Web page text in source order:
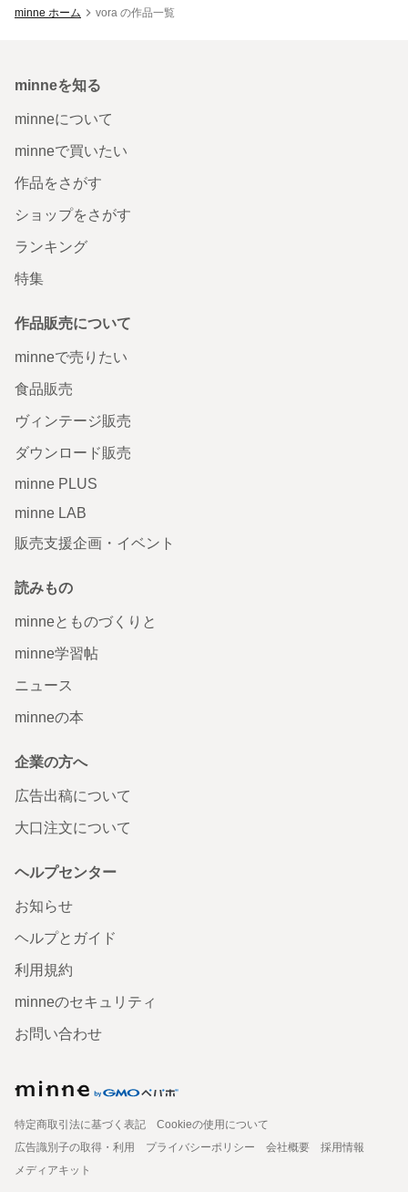
minne ホーム vora の作品一覧
minneを知る
minneについて
minneで買いたい
作品をさがす
ショップをさがす
ランキング
特集
作品販売について
minneで売りたい
食品販売
ヴィンテージ販売
ダウンロード販売
minne PLUS
minne LAB
販売支援企画・イベント
読みもの
minneとものづくりと
minne学習帖
ニュース
minneの本
企業の方へ
広告出稿について
大口注文について
ヘルプセンター
お知らせ
ヘルプとガイド
利用規約
minneのセキュリティ
お問い合わせ
特定商取引法に基づく表記
Cookieの使用について
広告識別子の取得・利用
プライバシーポリシー 会社概要
採用情報
メディアキット